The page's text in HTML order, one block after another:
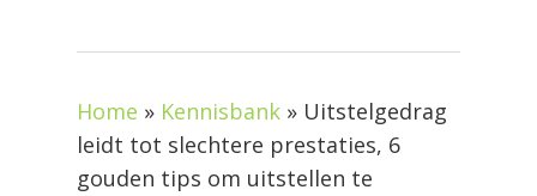
Home » Kennisbank » Uitstelgedrag
leidt tot slechtere prestaties, 6
gouden tips om uitstellen te